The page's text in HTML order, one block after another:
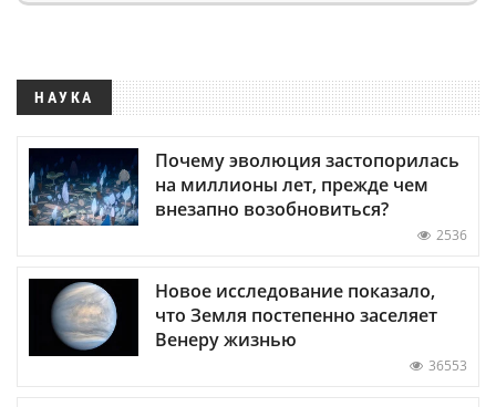
НАУКА
Почему эволюция застопорилась
на миллионы лет, прежде чем
внезапно возобновиться?
2536
Новое исследование показало,
что Земля постепенно заселяет
Венеру жизнью
36553